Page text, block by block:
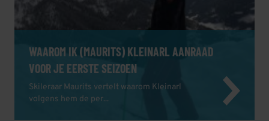
WAAROM IK (MAURITS) KLEINARL AANRAAD
VOOR JE EERSTE SEIZOEN
Skileraar Maurits vertelt waarom Kleinarl
volgens hem de per...